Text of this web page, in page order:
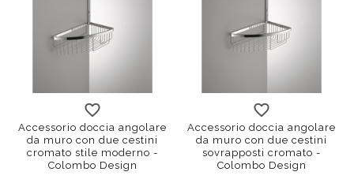
Accessorio doccia angolare
da muro con due cestini
cromato stile moderno -
Colombo Design
Accessorio doccia angolare
da muro con due cestini
sovrapposti cromato -
Colombo Design